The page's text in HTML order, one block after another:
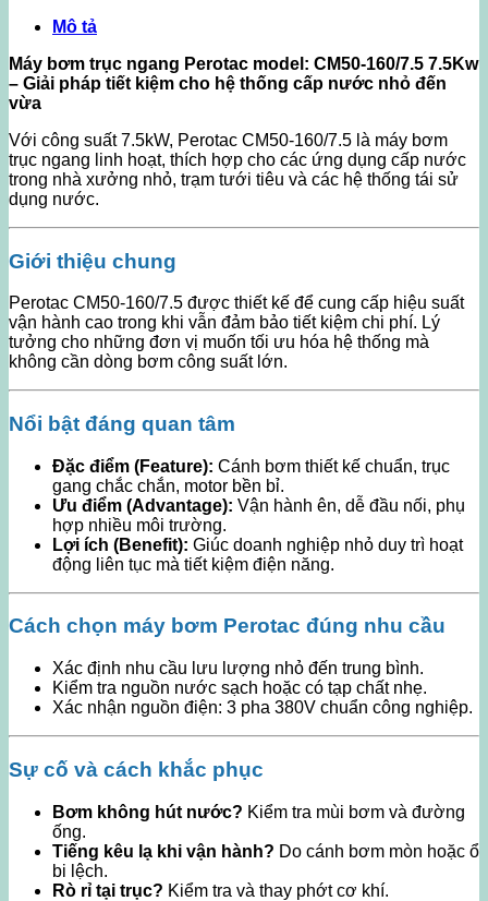
Mô tả
Máy bơm trục ngang Perotac model: CM50-160/7.5 7.5Kw
– Giải pháp tiết kiệm cho hệ thống cấp nước nhỏ đến
vừa
Với công suất 7.5kW, Perotac CM50-160/7.5 là máy bơm
trục ngang linh hoạt, thích hợp cho các ứng dụng cấp nước
trong nhà xưởng nhỏ, trạm tưới tiêu và các hệ thống tái sử
dụng nước.
Giới thiệu chung
Perotac CM50-160/7.5 được thiết kế để cung cấp hiệu suất
vận hành cao trong khi vẫn đảm bảo tiết kiệm chi phí. Lý
tưởng cho những đơn vị muốn tối ưu hóa hệ thống mà
không cần dòng bơm công suất lớn.
Nổi bật đáng quan tâm
Đặc điểm (Feature): Cánh bơm thiết kế chuẩn, trục
gang chắc chắn, motor bền bỉ.
Ưu điểm (Advantage): Vận hành ên, dễ đầu nối, phụ
hợp nhiều môi trường.
Lợi ích (Benefit): Giúc doanh nghiệp nhỏ duy trì hoạt
động liên tục mà tiết kiệm điện năng.
Cách chọn máy bơm Perotac đúng nhu cầu
Xác định nhu cầu lưu lượng nhỏ đến trung bình.
Kiểm tra nguồn nước sạch hoặc có tạp chất nhẹ.
Xác nhận nguồn điện: 3 pha 380V chuẩn công nghiệp.
Sự cố và cách khắc phục
Bơm không hút nước? Kiểm tra mùi bơm và đường
ống.
Tiếng kêu lạ khi vận hành? Do cánh bơm mòn hoặc ổ
bi lệch.
Rò rỉ tại trục? Kiểm tra và thay phớt cơ khí.